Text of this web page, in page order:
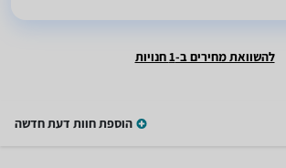
להשוואת מחירים ב-1 חנויות
הוספת חוות דעת חדשה